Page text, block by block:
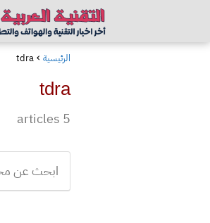
الرئيسية tdra
tdra
5 articles